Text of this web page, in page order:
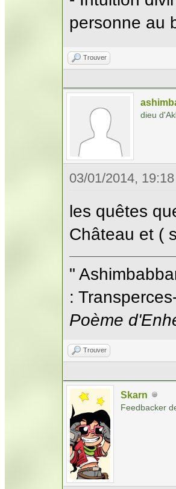
personne au
Trouver
dieu
03/01/2014, 19:18
les quêtes
Château et (
"
:
Poème
Trouver
Skarn
Feedbacker